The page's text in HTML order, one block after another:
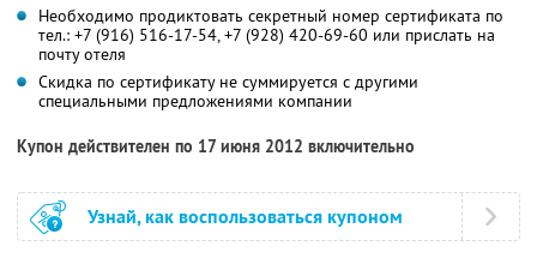
Необходимо продиктовать секретный номер сертификата по
тел.: +7 (916) 516-17-54, +7 (928) 420-69-60 или прислать на
почту отеля
Скидка по сертификату не суммируется с другими
специальными предложениями компании
Купон действителен по 17 июня 2012 включительно
Узнай, как воспользоваться купоном